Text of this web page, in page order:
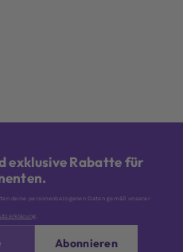
exklusive Rabatte für
deine personenbezogenen Daten gemäß unserer
Abonnieren